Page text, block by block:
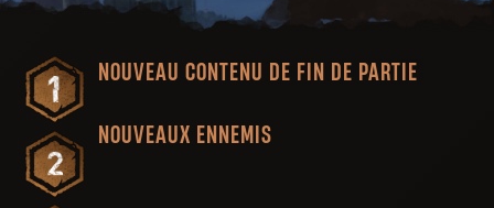
NOUVEAU CONTENU DE FIN DE PARTIE
NOUVEAUX ENNEMIS